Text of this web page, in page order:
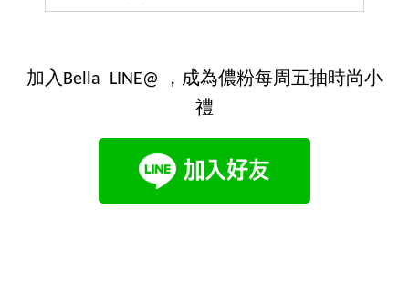
加入Bella LINE@ ，成為儂粉每周五抽時尚小
禮